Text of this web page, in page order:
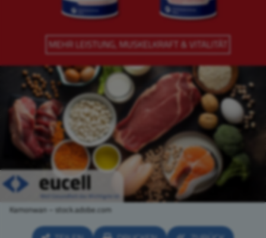
Kamonwan – stock.adobe.com